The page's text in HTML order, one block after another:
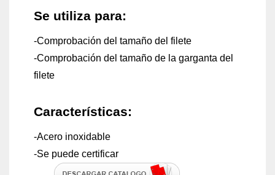
Se utiliza para:
-Comprobación del tamaño del filete
-Comprobación del tamaño de la garganta del
filete
Características:
-Acero inoxidable
-Se puede certificar